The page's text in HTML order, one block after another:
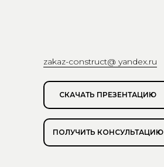
zakaz-construct@ yandex.ru
ПОЛУЧИТЬ КОНСУЛЬТАЦИЮ
СКАЧАТЬ ПРЕЗЕНТАЦИЮ